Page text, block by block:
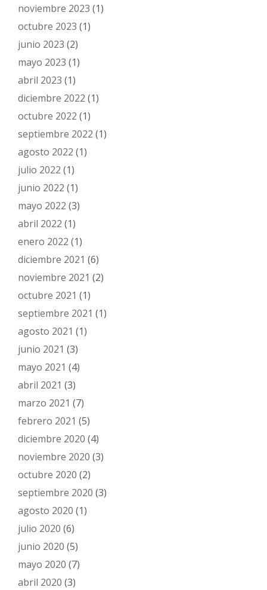
noviembre 2023 (1)
octubre 2023 (1)
junio 2023 (2)
mayo 2023 (1)
abril 2023 (1)
diciembre 2022 (1)
octubre 2022 (1)
septiembre 2022 (1)
agosto 2022 (1)
julio 2022 (1)
junio 2022 (1)
mayo 2022 (3)
abril 2022 (1)
enero 2022 (1)
diciembre 2021 (6)
noviembre 2021 (2)
octubre 2021 (1)
septiembre 2021 (1)
agosto 2021 (1)
junio 2021 (3)
mayo 2021 (4)
abril 2021 (3)
marzo 2021 (7)
febrero 2021 (5)
diciembre 2020 (4)
noviembre 2020 (3)
octubre 2020 (2)
septiembre 2020 (3)
agosto 2020 (1)
julio 2020 (6)
junio 2020 (5)
mayo 2020 (7)
abril 2020 (3)